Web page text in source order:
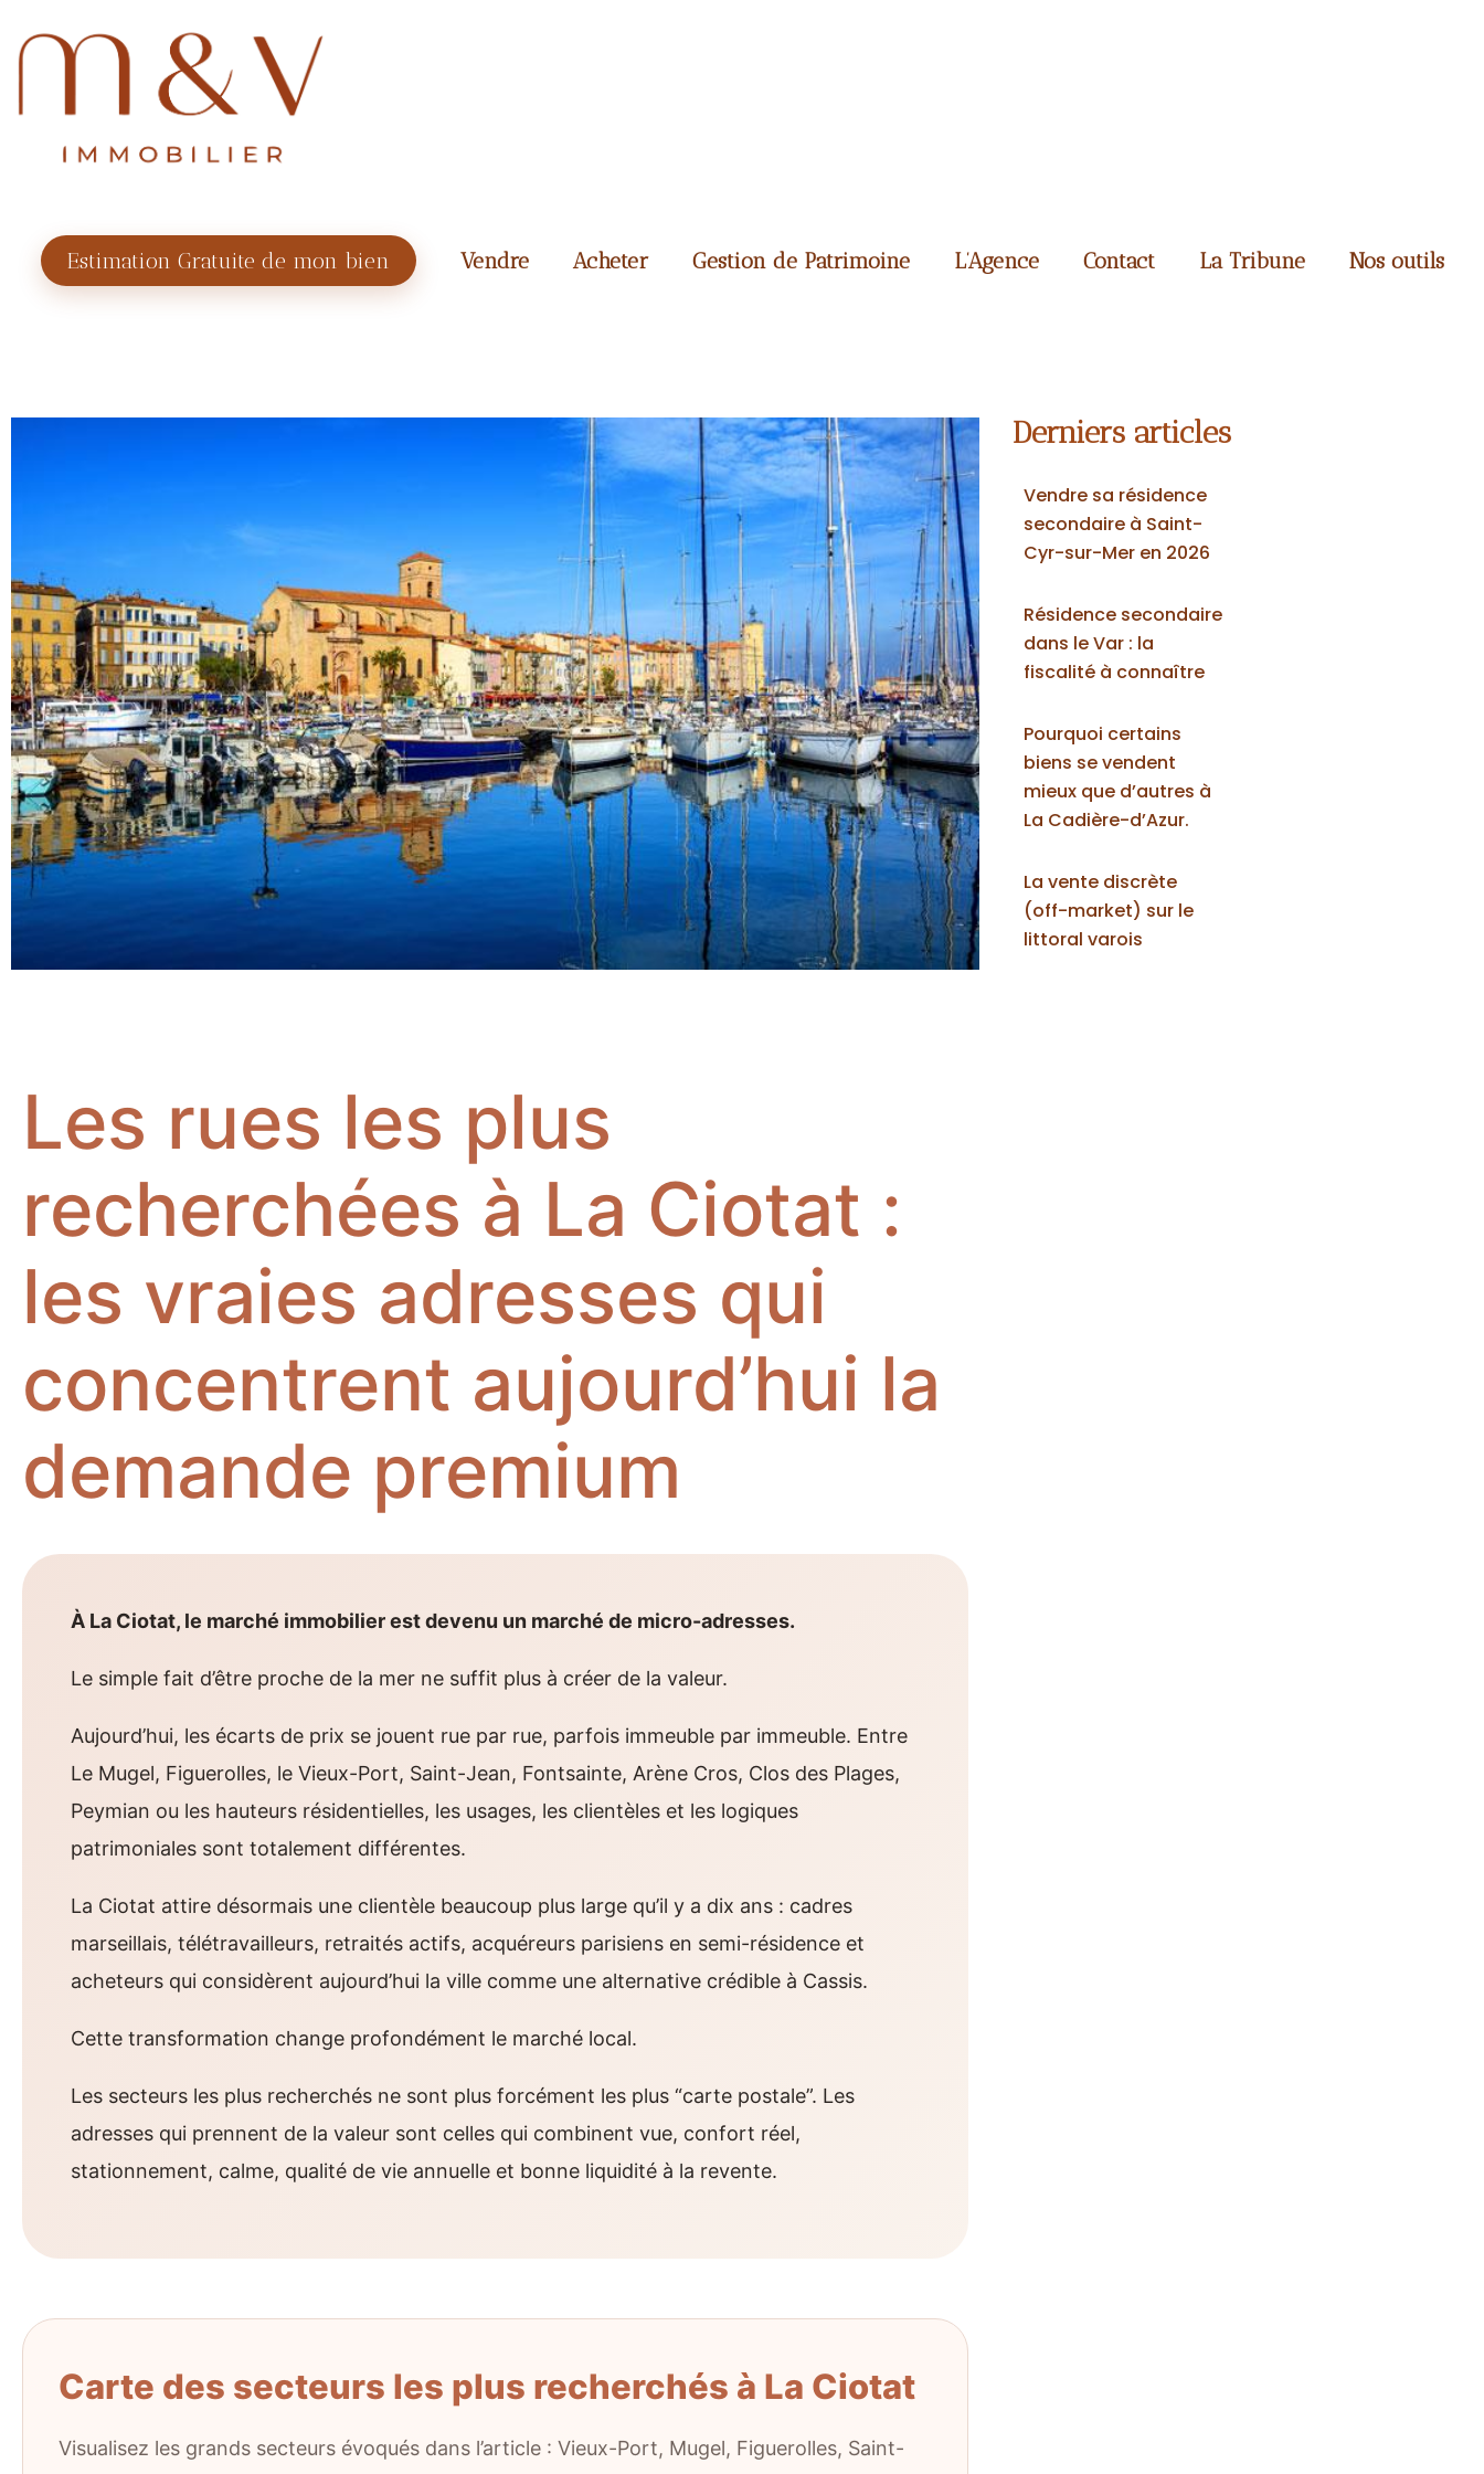
Estimation Gratuite de mon bien Vendre Acheter Gestion de Patrimoine L’Agence Contact La Tribune Nos outils
Les rues les plus
recherchées à La Ciotat :
les vraies adresses qui
concentrent aujourd’hui la
demande premium
À La Ciotat, le marché immobilier est devenu un marché de micro-adresses.
Le simple fait d’être proche de la mer ne suffit plus à créer de la valeur.
Aujourd’hui, les écarts de prix se jouent rue par rue, parfois immeuble par immeuble. Entre
Le Mugel, Figuerolles, le Vieux-Port, Saint-Jean, Fontsainte, Arène Cros, Clos des Plages,
Peymian ou les hauteurs résidentielles, les usages, les clientèles et les logiques
patrimoniales sont totalement différentes.
La Ciotat attire désormais une clientèle beaucoup plus large qu’il y a dix ans : cadres
marseillais, télétravailleurs, retraités actifs, acquéreurs parisiens en semi-résidence et
acheteurs qui considèrent aujourd’hui la ville comme une alternative crédible à Cassis.
Cette transformation change profondément le marché local.
Les secteurs les plus recherchés ne sont plus forcément les plus “carte postale”. Les
adresses qui prennent de la valeur sont celles qui combinent vue, confort réel,
stationnement, calme, qualité de vie annuelle et bonne liquidité à la revente.
Carte des secteurs les plus recherchés à La Ciotat
Visualisez les grands secteurs évoqués dans l’article : Vieux-Port, Mugel, Figuerolles, Saint-
Derniers articles
Vendre sa résidence
secondaire à Saint-
Cyr-sur-Mer en 2026
Résidence secondaire
dans le Var : la
fiscalité à connaître
Pourquoi certains
biens se vendent
mieux que d’autres à
La Cadière-d’Azur.
La vente discrète
(off-market) sur le
littoral varois